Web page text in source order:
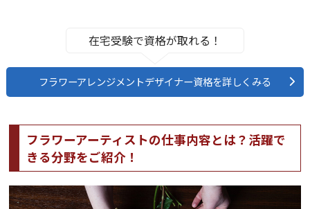
在宅受験で資格が取れる！
フラワーアレンジメントデザイナー資格を詳しくみる
フラワーアーティストの仕事内容とは？活躍で
きる分野をご紹介！